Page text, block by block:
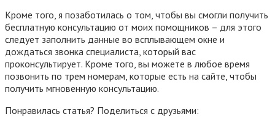
Кроме того, я позаботилась о том, чтобы вы смогли получить
бесплатную консультацию от моих помощников – для этого
следует заполнить данные во всплывающем окне и
дождаться звонка специалиста, который вас
проконсультирует. Кроме того, вы можете в любое время
позвонить по трем номерам, которые есть на сайте, чтобы
получить мгновенную консультацию.
Понравилась статья? Поделиться с друзьями: